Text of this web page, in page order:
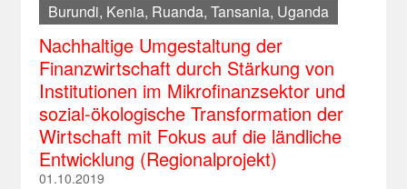
Ukraine
Ungarn
Burundi, Kenia, Ruanda, Tansania, Uganda
Nachhaltige Umgestaltung der
Finanzwirtschaft durch Stärkung von
Institutionen im Mikrofinanzsektor und
sozial-ökologische Transformation der
Wirtschaft mit Fokus auf die ländliche
Entwicklung (Regionalprojekt)
01.10.2019